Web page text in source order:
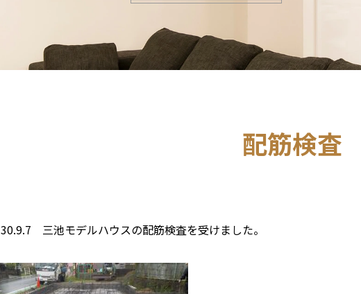
配筋検査
30.9.7 三池モデルハウスの配筋検査を受けました。